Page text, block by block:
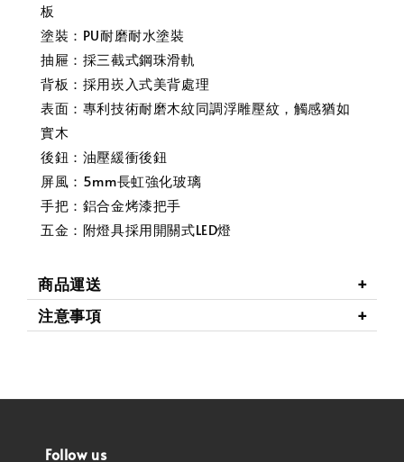
板
塗裝：PU耐磨耐水塗裝
抽屜：採三截式鋼珠滑軌
背板：採用崁入式美背處理
表面：專利技術耐磨木紋同調浮雕壓紋，觸感猶如
實木
後鈕：油壓緩衝後鈕
屏風：5mm長虹強化玻璃
手把：鋁合金烤漆把手
五金：附燈具採用開關式LED燈
商品運送
注意事項
Follow us